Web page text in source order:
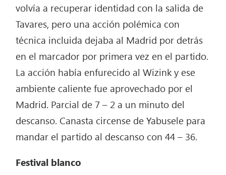
volvía a recuperar identidad con la salida de
Tavares, pero una acción polémica con
técnica incluida dejaba al Madrid por detrás
en el marcador por primera vez en el partido.
La acción había enfurecido al Wizink y ese
ambiente caliente fue aprovechado por el
Madrid. Parcial de 7 – 2 a un minuto del
descanso. Canasta circense de Yabusele para
mandar el partido al descanso con 44 – 36.
Festival blanco